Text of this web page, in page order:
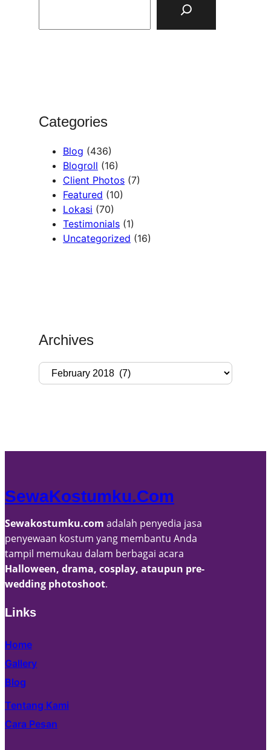
Categories
Blog (436)
Blogroll (16)
Client Photos (7)
Featured (10)
Lokasi (70)
Testimonials (1)
Uncategorized (16)
Archives
A
r
SewaKostumku.com
Sewakostumku.com adalah penyedia jasa
penyewaan kostum yang membantu Anda
tampil memukau dalam berbagai acara
Halloween, drama, cosplay, ataupun pre-
wedding photoshoot.
Links
Home
Gallery
Blog
Tentang Kami
Cara Pesan